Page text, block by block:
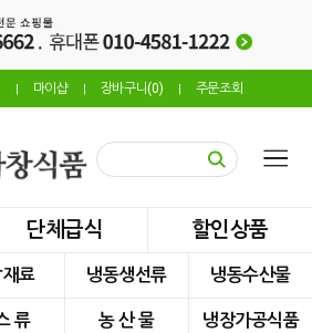
마이샵 장바구니(0) 주문조회
단체급식 할인상품
료 냉동생선류 냉동수산물
류 농 산 물 냉장가공식품